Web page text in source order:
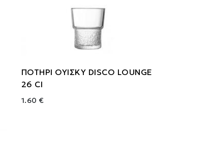
ΠΟΤΗΡΙ ΟΥΙΣΚΥ DISCO LOUNGE
26 Cl
1.60 €